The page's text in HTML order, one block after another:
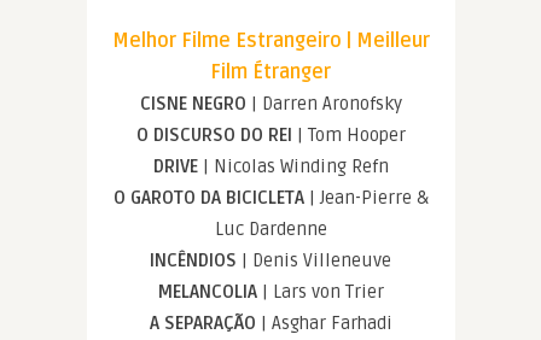
Melhor Filme Estrangeiro | Meilleur
Film Étranger
CISNE NEGRO | Darren Aronofsky
O DISCURSO DO REI | Tom Hooper
DRIVE| Nicolas Winding Refn
O GAROTO DA BICICLETA| Jean-Pierre &
Luc Dardenne
INCÊNDIOS | Denis Villeneuve
MELANCOLIA | Lars von Trier
A SEPARAÇÃO | Asghar Farhadi